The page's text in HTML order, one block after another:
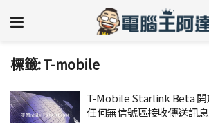
標籤:T-mobile
T-Mobile Starlink Beta 開
任何無信號區接收傳送訊息